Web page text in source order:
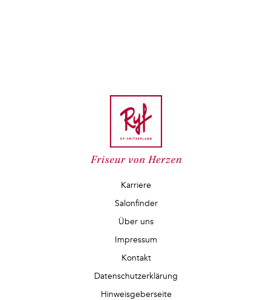
Karriere
Salonfinder
Über uns
Impressum
Kontakt
Datenschutzerklärung
Hinweisgeberseite